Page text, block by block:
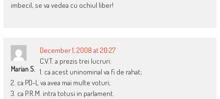
imbecil, se va vedea cu ochiul liber!
Marian S.
December 1, 2008 at 20:27
C.V.T. a prezis trei lucruri:
1. ca acest uninominal va fi de rahat;
2. ca PD-L va avea mai multe voturi;
3. ca P.R.M. intra totusi in parlament.